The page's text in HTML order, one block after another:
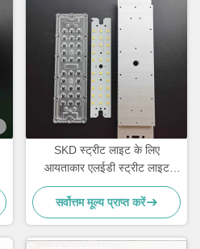
SKD स्ट्रीट लाइट के लिए
आयताकार एलईडी स्ट्रीट लाइट
रिट्रोफिट किट, एलईडी मॉड्यूल
सर्वोत्तम मूल्य प्राप्त करें